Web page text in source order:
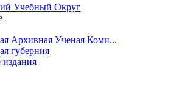
Учебный Округ
Архивная Ученая Коми...
губерния